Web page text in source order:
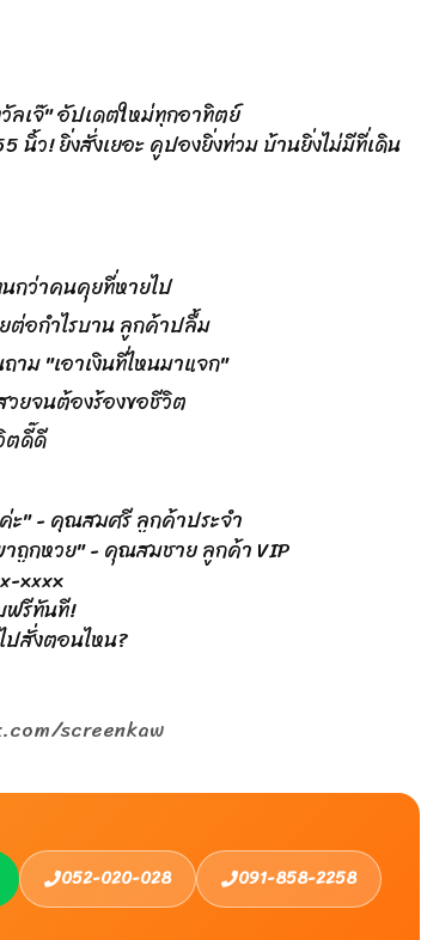
ลเจ๊" อัปเดตใหม่ทุกอาทิตย์
ว! ยิ่งสั่งเยอะ คูปองยิ่งท่วม บ้านยิ่งไม่มีที่เดิน
กว่าคนคุยที่หายไป
ต่อกำไรบาน ลูกค้าปลื้ม
าม "เอาเงินที่ไหนมาแจก"
ยจนต้องร้องขอชีวิต
ตดี๊ดี
ะ" - คุณสมศรี ลูกค้าประจำ
าถูกหวย" - คุณสมชาย ลูกค้า VIP
xxxx
ฟรีทันที!
ปสั่งตอนไหน?
screenkaw
052-020-028 091-858-2258